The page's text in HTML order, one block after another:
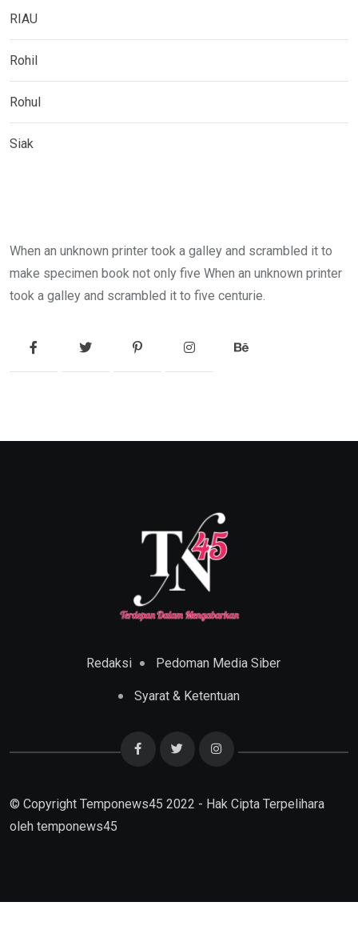
RIAU
Rohil
Rohul
Siak
When an unknown printer took a galley and scrambled it to
make specimen book not only five When an unknown printer
took a galley and scrambled it to five centurie.
Redaksi Pedoman Media Siber
Syarat & Ketentuan
© Copyright Temponews45 2022 - Hak Cipta Terpelihara
oleh temponews45